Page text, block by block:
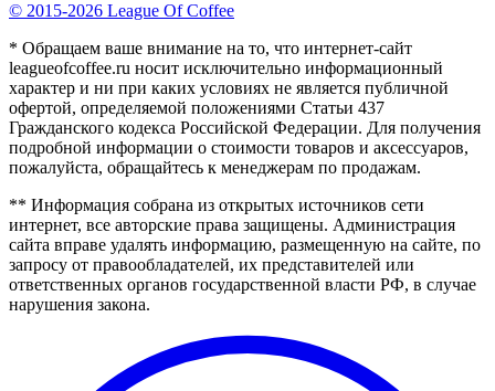
© 2015-2026 League Of Coffee
* Обращаем ваше внимание на то, что интернет-сайт
leagueofcoffee.ru носит исключительно информационный
характер и ни при каких условиях не является публичной
офертой, определяемой положениями Статьи 437
Гражданского кодекса Российской Федерации. Для получения
подробной информации о стоимости товаров и аксессуаров,
пожалуйста, обращайтесь к менеджерам по продажам.
** Информация собрана из открытых источников сети
интернет, все авторские права защищены. Администрация
сайта вправе удалять информацию, размещенную на сайте, по
запросу от правообладателей, их представителей или
ответственных органов государственной власти РФ, в случае
нарушения закона.